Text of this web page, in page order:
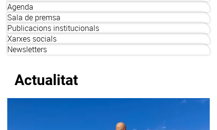
Agenda
Sala de premsa
Publicacions institucionals
Xarxes socials
Newsletters
Actualitat